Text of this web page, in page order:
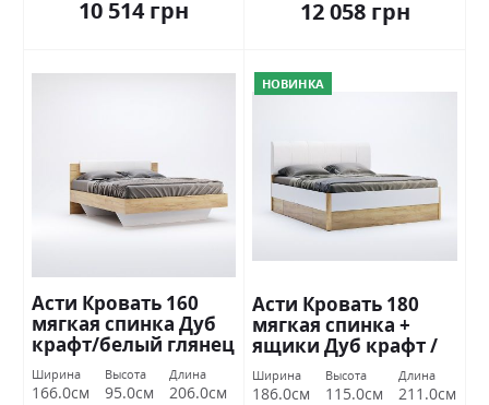
10 514 грн 12 058 грн
Асти Кровать 160
мягкая спинка Дуб
крафт/белый глянец
Миромарк
Ширина
166.0см
Высота
95.0см
Длина
206.0см
НОВИНКА
Асти Кровать 180
мягкая спинка +
ящики Дуб крафт /
белый глянец
Миромарк
Ширина
186.0см
Высота
115.0см
Длина
211.0см